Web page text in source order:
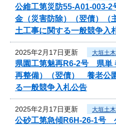
公維工第災防55-A01-003-
金（災害防除）（翌債）
土工事に関する一般競争入
2025年2月17日更新 大垣土
県園工第魅再R6-2号 県単
再整備）（翌債） 養老公
る一般競争入札公告
2025年2月17日更新 大垣土
公砂工第急傾R6H-26-1号